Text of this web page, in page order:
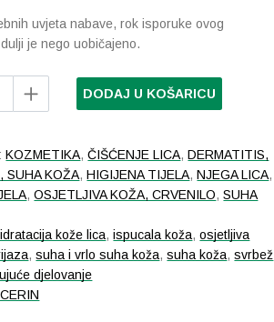
uvjeta nabave, rok isporuke ovog
je nego uobičajeno.
DODAJ U KOŠARICU
KOZMETIKA,ČIŠĆENJE LICA,DERMATITIS,
SUHA KOŽA,HIGIJENA TIJELA,NJEGA LICA,
,OSJETLJIVA KOŽA, CRVENILO,SUHA
kože lica,ispucala koža,osjetljiva
,suha i vrlo suha koža,suha koža,svrbež
djelovanje